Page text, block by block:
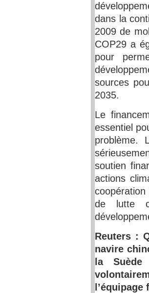
dans la
2009 de
COP29 a
pour
sources
2035.
Le
essentiel
problème.
soutien
actions
de lutte
Reuters :
navire
la